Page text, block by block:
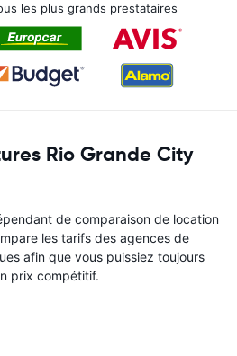
les plus grands prestataires
Rio Grande City
de comparaison de location
les tarifs des agences de
afin que vous puissiez toujours
prix compétitif.